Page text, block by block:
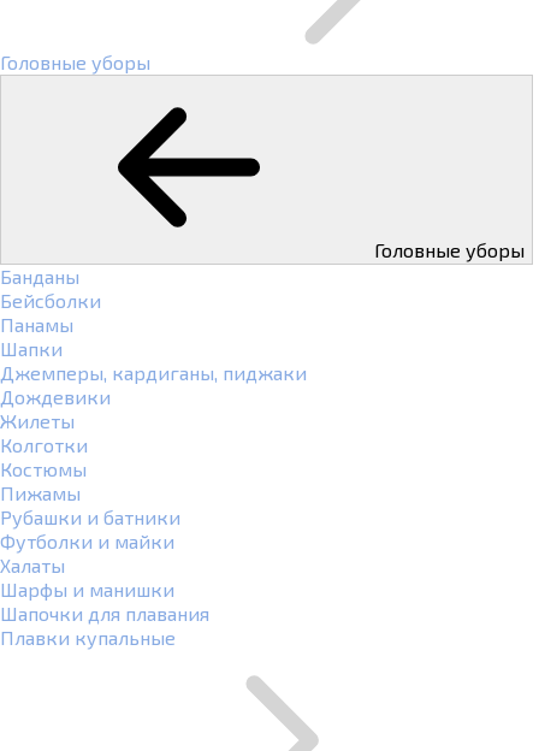
Головные уборы
Головные уборы
Банданы
Бейсболки
Панамы
Шапки
Джемперы, кардиганы, пиджаки
Дождевики
Жилеты
Колготки
Костюмы
Пижамы
Рубашки и батники
Футболки и майки
Халаты
Шарфы и манишки
Шапочки для плавания
Плавки купальные